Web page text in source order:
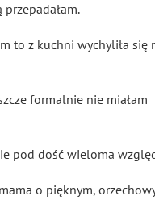
to z kuchni wychyliła się
formalnie nie miałam
pod dość wieloma
o pięknym,